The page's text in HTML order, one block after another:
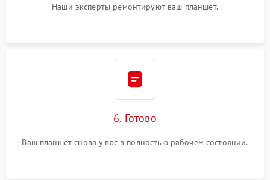
Наши эксперты ремонтируют ваш планшет.
6. Готово
Ваш планшет снова у вас в полностью рабочем состоянии.